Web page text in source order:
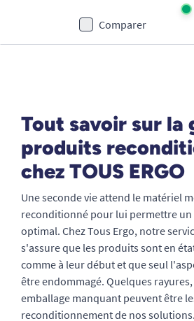
Comparer
Tout savoir sur la
produits
chez TOUS ERGO
Une seconde vie attend le matériel
reconditionné pour lui permettre
optimal. Chez Tous Ergo, notre
s'assure que les produits sont en
comme à leur début et que seul
être endommagé. Quelques
emballage manquant peuvent être
reconditionnement de nos solutions.